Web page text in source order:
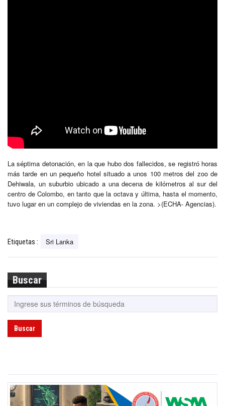
La séptima detonación, en la que hubo dos fallecidos, se registró horas
más tarde en un pequeño hotel situado a unos 100 metros del zoo de
Dehiwala, un suburbio ubicado a una decena de kilómetros al sur del
centro de Colombo, en tanto que la octava y última, hasta el momento,
tuvo lugar en un complejo de viviendas en la zona. >(ECHA- Agencias).
Etiquetas : Sri Lanka
Buscar
Buscar